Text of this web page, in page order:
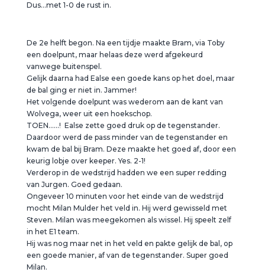
Dus…met 1-0 de rust in.
De 2e helft begon. Na een tijdje maakte Bram, via Toby
een doelpunt, maar helaas deze werd afgekeurd
vanwege buitenspel.
Gelijk daarna had Ealse een goede kans op het doel, maar
de bal ging er niet in. Jammer!
Het volgende doelpunt was wederom aan de kant van
Wolvega, weer uit een hoekschop.
TOEN……! Ealse zette goed druk op de tegenstander.
Daardoor werd de pass minder van de tegenstander en
kwam de bal bij Bram. Deze maakte het goed af, door een
keurig lobje over keeper. Yes. 2-1!
Verderop in de wedstrijd hadden we een super redding
van Jurgen. Goed gedaan.
Ongeveer 10 minuten voor het einde van de wedstrijd
mocht Milan Mulder het veld in. Hij werd gewisseld met
Steven. Milan was meegekomen als wissel. Hij speelt zelf
in het E1 team.
Hij was nog maar net in het veld en pakte gelijk de bal, op
een goede manier, af van de tegenstander. Super goed
Milan.